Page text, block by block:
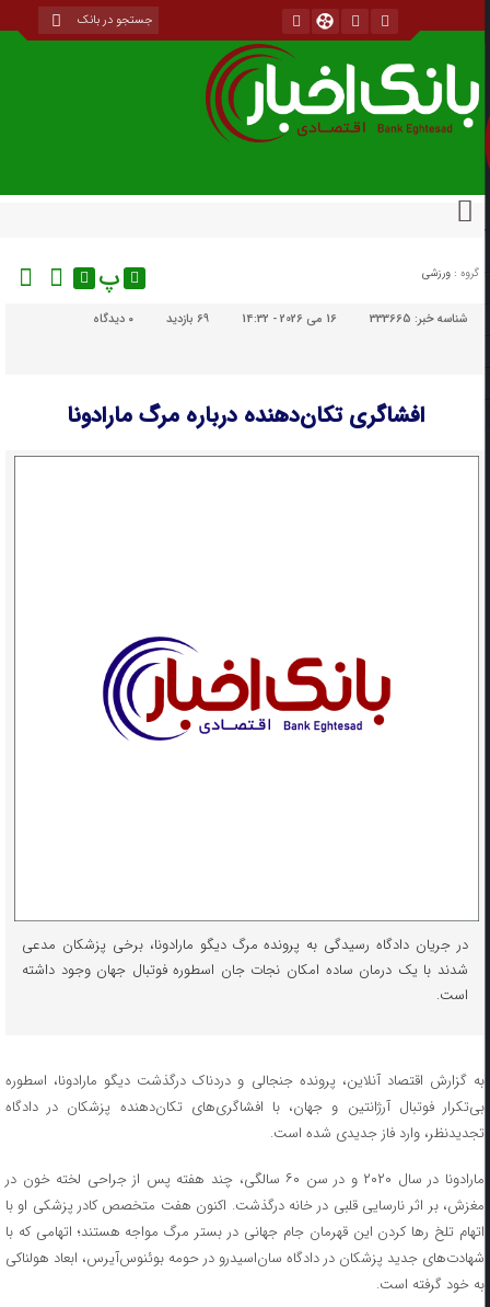
گروه : ورزشی پ
شناسه خبر:333665 16 می 2026 - 14:32 69 بازدید دیدگاه
افشاگری تکان‌دهنده درباره مرگ مارادونا
در جریان دادگاه رسیدگی به پرونده مرگ دیگو مارادونا، برخی پزشکان مدعی
شدند با یک درمان ساده امکان نجات جان اسطوره فوتبال جهان وجود داشته
است.
به گزارش اقتصاد آنلاین، پرونده جنجالی و دردناک درگذشت دیگو مارادونا، اسطوره
بی‌تکرار فوتبال آرژانتین و جهان، با افشاگری‌های تکان‌دهنده پزشکان در دادگاه
تجدیدنظر، وارد فاز جدیدی شده است.
مارادونا در سال ۲۰۲۰ و در سن ۶۰ سالگی، چند هفته پس از جراحی لخته خون در
مغزش، بر اثر نارسایی قلبی در خانه درگذشت. اکنون هفت متخصص کادر پزشکی او با
اتهام تلخ رها کردن این قهرمان جام جهانی در بستر مرگ مواجه هستند؛ اتهامی که با
شهادت‌های جدید پزشکان در دادگاه سان‌اسیدرو در حومه بوئنوس‌آیرس، ابعاد هولناکی
به خود گرفته است.